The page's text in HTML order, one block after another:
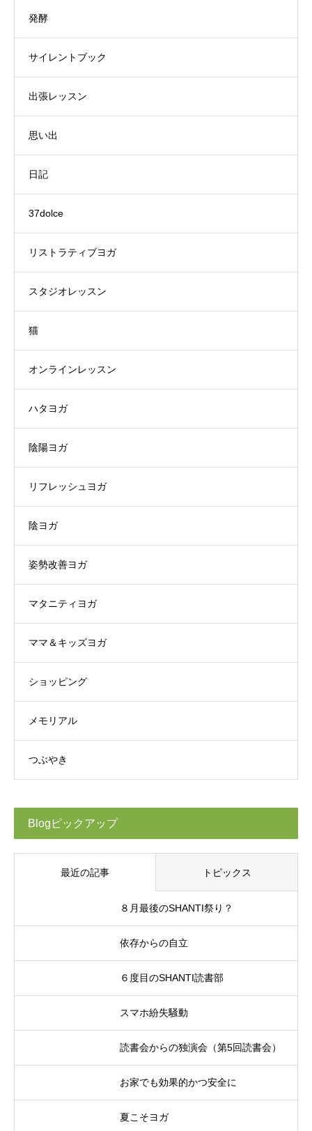
発酵
サイレントブック
出張レッスン
思い出
日記
37dolce
リストラティブヨガ
スタジオレッスン
猫
オンラインレッスン
ハタヨガ
陰陽ヨガ
リフレッシュヨガ
陰ヨガ
姿勢改善ヨガ
マタニティヨガ
ママ＆キッズヨガ
ショッピング
メモリアル
つぶやき
Blogピックアップ
最近の記事 トピックス
８月最後のSHANTI祭り？
依存からの自立
６度目のSHANTI読書部
スマホ紛失騒動
読書会からの独演会（第5回読書会）
お家でも効果的かつ安全に
夏こそヨガ